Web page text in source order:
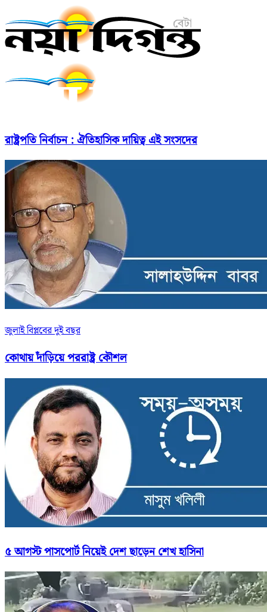
রাষ্ট্রপতি নির্বাচন : ঐতিহাসিক দায়িত্ব এই সংসদের
জুলাই বিপ্লবের দুই বছর
কোথায় দাঁড়িয়ে পররাষ্ট্র কৌশল
৫ আগস্ট পাসপোর্ট নিয়েই দেশ ছাড়েন শেখ হাসিনা